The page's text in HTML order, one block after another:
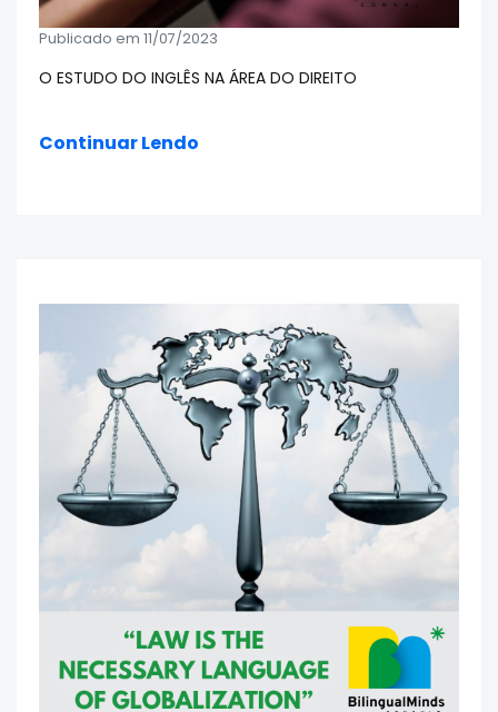
Publicado em 11/07/2023
O ESTUDO DO INGLÊS NA ÁREA DO DIREITO
Continuar Lendo